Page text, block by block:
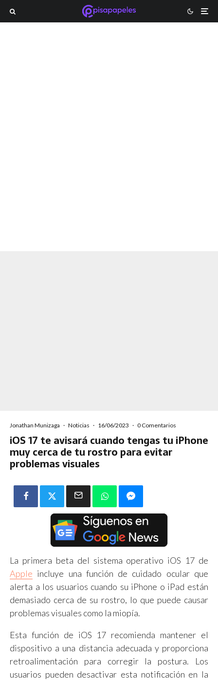
Jonathan Munizaga · Noticias · 16/06/2023 · 0 Comentarios
iOS 17 te avisará cuando tengas tu iPhone
muy cerca de tu rostro para evitar
problemas visuales
La primera beta del sistema operativo iOS 17 de
Apple incluye una función de cuidado ocular que
alerta a los usuarios cuando su iPhone o iPad están
demasiado cerca de su rostro, lo que puede causar
problemas visuales como la miopía.
Esta función de iOS 17 recomienda mantener el
dispositivo a una distancia adecuada y proporciona
retroalimentación para corregir la postura. Los
usuarios pueden desactivar esta notificación en la